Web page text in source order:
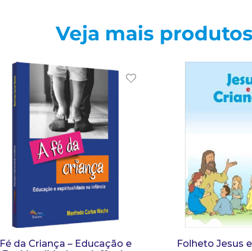
Veja mais produtos
Fé da Criança – Educação e
Folheto Jesus